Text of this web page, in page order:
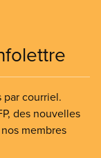
par courriel.
des nouvelles
membres